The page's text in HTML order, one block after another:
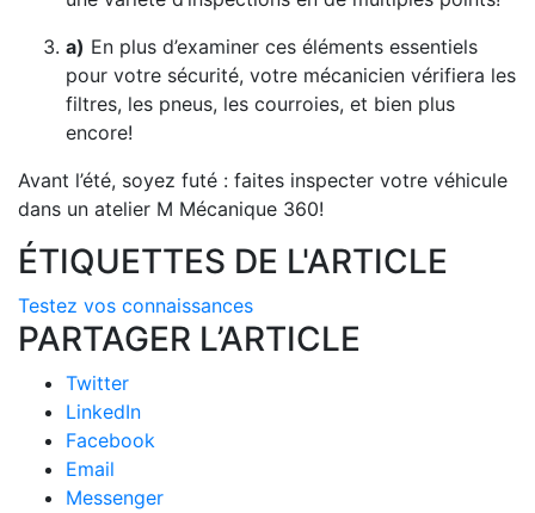
a) En plus d’examiner ces éléments essentiels
pour votre sécurité, votre mécanicien vérifiera les
filtres, les pneus, les courroies, et bien plus
encore!
Avant l’été, soyez futé : faites inspecter votre véhicule
dans un atelier M Mécanique 360!
ÉTIQUETTES DE L'ARTICLE
Testez vos connaissances
PARTAGER L’ARTICLE
Twitter
LinkedIn
Facebook
Email
Messenger